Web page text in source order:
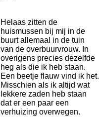
Helaas zitten de
huismussen bij mij in de
buurt allemaal in de tuin
van de overbuurvrouw. In
overigens precies dezelfde
heg als die ik heb staan.
Een beetje flauw vind ik het.
Misschien als ik altijd wat
lekkere zaden heb staan
dat er een paar een
verhuizing overwegen.